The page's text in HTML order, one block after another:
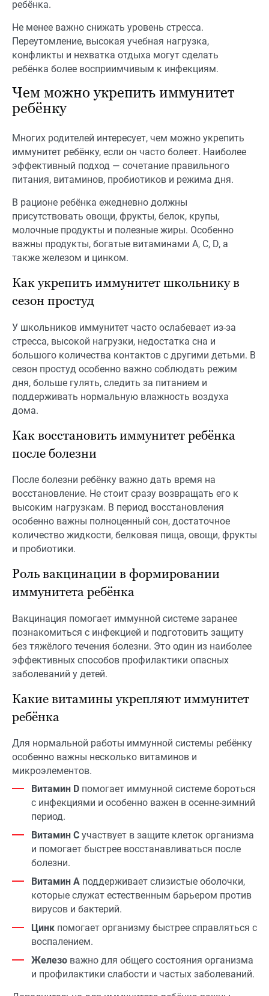
ребёнка.
Не менее важно снижать уровень стресса.
Переутомление, высокая учебная нагрузка,
конфликты и нехватка отдыха могут сделать
ребёнка более восприимчивым к инфекциям.
Чем можно укрепить иммунитет
ребёнку
Многих родителей интересует, чем можно укрепить
иммунитет ребёнку, если он часто болеет. Наиболее
эффективный подход — сочетание правильного
питания, витаминов, пробиотиков и режима дня.
В рационе ребёнка ежедневно должны
присутствовать овощи, фрукты, белок, крупы,
молочные продукты и полезные жиры. Особенно
важны продукты, богатые витаминами A, C, D, а
также железом и цинком.
Как укрепить иммунитет школьнику в
сезон простуд
У школьников иммунитет часто ослабевает из-за
стресса, высокой нагрузки, недостатка сна и
большого количества контактов с другими детьми. В
сезон простуд особенно важно соблюдать режим
дня, больше гулять, следить за питанием и
поддерживать нормальную влажность воздуха
дома.
Как восстановить иммунитет ребёнка
после болезни
После болезни ребёнку важно дать время на
восстановление. Не стоит сразу возвращать его к
высоким нагрузкам. В период восстановления
особенно важны полноценный сон, достаточное
количество жидкости, белковая пища, овощи, фрукты
и пробиотики.
Роль вакцинации в формировании
иммунитета ребёнка
Вакцинация помогает иммунной системе заранее
познакомиться с инфекцией и подготовить защиту
без тяжёлого течения болезни. Это один из наиболее
эффективных способов профилактики опасных
заболеваний у детей.
Какие витамины укрепляют иммунитет
ребёнка
Для нормальной работы иммунной системы ребёнку
особенно важны несколько витаминов и
микроэлементов.
Витамин D помогает иммунной системе бороться
с инфекциями и особенно важен в осенне-зимний
период.
Витамин C участвует в защите клеток организма
и помогает быстрее восстанавливаться после
болезни.
Витамин A поддерживает слизистые оболочки,
которые служат естественным барьером против
вирусов и бактерий.
Цинк помогает организму быстрее справляться с
воспалением.
Железо важно для общего состояния организма
и профилактики слабости и частых заболеваний.